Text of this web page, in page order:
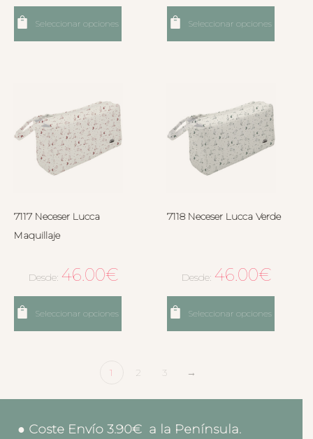
Seleccionar opciones Seleccionar opciones
7117 Neceser Lucca
Maquillaje
Desde: 46.00€
Seleccionar opciones
7118 Neceser Lucca Verde
Desde: 46.00€
Seleccionar opciones
1 2 3 →
● Coste Envío 3.90€ a la Península.